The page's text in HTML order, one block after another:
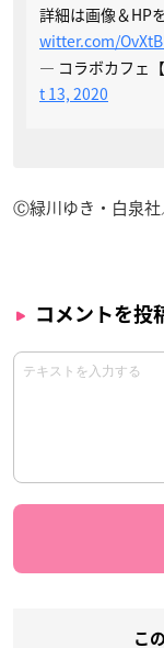
詳細は画像＆HP
witter.com/
— コラボカフェ
t 13, 2020
Ⓒ緑川ゆき・白泉社
コメントを投
こ